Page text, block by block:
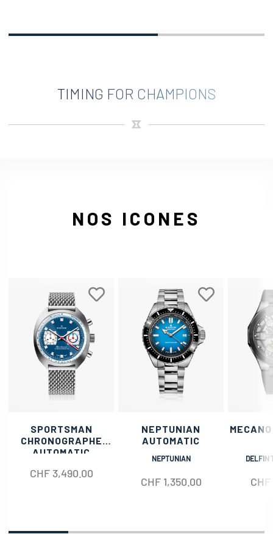
TIMING FOR CHAMPIONS
NOS ICONES
SPORTSMAN
CHRONOGRAPHE
AUTOMATIC
CHF3,490.00
NEPTUNIAN
AUTOMATIC
NEPTUNIAN
CHF1,350.00
DELFIN
CHF